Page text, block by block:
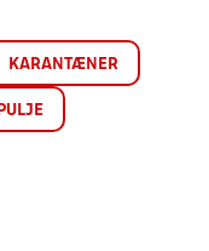
KARANTÆNER